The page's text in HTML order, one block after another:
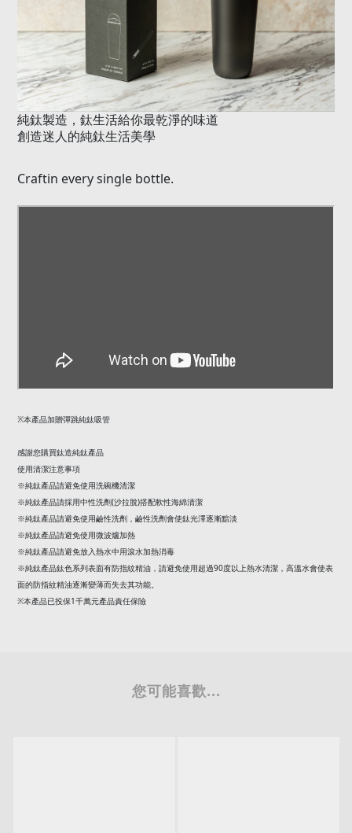
純鈦製造，鈦生活給你最乾淨的味道
創造迷人的純鈦生活美學
Craftin every single bottle.
※本產品加贈彈跳純鈦吸管
感謝您購買鈦造純鈦產品
使用清潔注意事項
※純鈦產品請避免使用洗碗機清潔
※純鈦產品請採用中性洗劑(沙拉脫)搭配軟性海綿清潔
※純鈦產品請避免使用鹼性洗劑，鹼性洗劑會使鈦光澤逐漸黯淡
※純鈦產品請避免使用微波爐加熱
※純鈦產品請避免放入熱水中用滾水加熱消毒
※純鈦產品鈦色系列表面有防指紋精油，請避免使用超過90度以上熱水清潔，高溫水會使表
面的防指紋精油逐漸變薄而失去其功能。
※本產品已投保1千萬元產品責任保險
您可能喜歡...